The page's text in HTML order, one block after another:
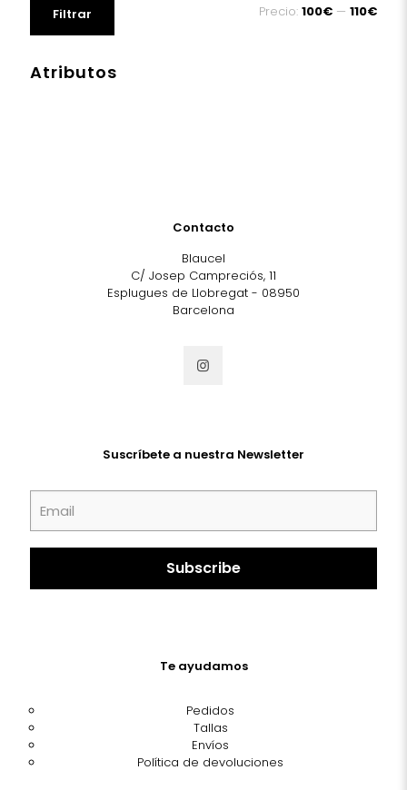
mínimo
máximo
Filtrar Precio: 100€ — 110€
Atributos
Contacto
Blaucel
C/ Josep Campreciós, 11
Esplugues de Llobregat - 08950
Barcelona
Suscríbete a nuestra Newsletter
Te ayudamos
Pedidos
Tallas
Envíos
Política de devoluciones